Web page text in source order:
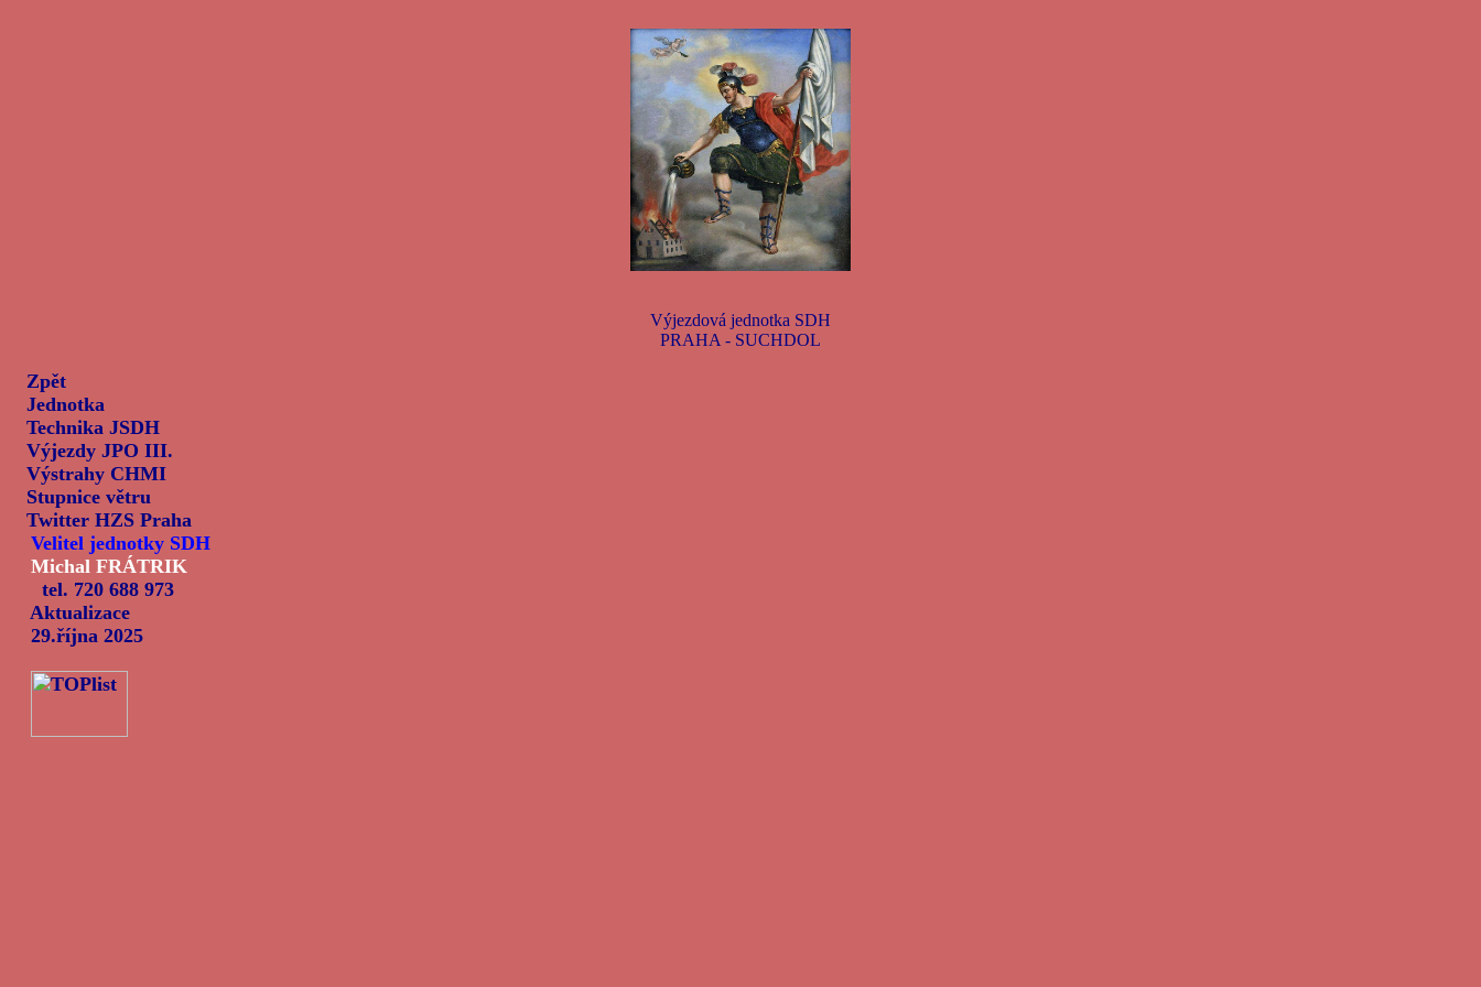
Výjezdová jednotka SDH
PRAHA - SUCHDOL
Zpět
Jednotka
Technika JSDH
Výjezdy JPO III.
Výstrahy CHMI
Stupnice větru
Twitter HZS Praha
Velitel jednotky SDH
Michal FRÁTRIK
tel. 720 688 973
Aktualizace
29.října 2025